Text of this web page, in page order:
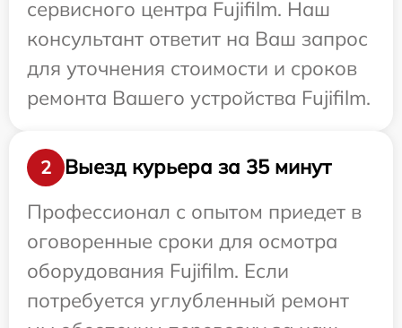
сервисного центра Fujifilm. Наш
консультант ответит на Ваш запрос
для уточнения стоимости и сроков
ремонта Вашего устройства Fujifilm.
2
Выезд курьера за 35 минут
Профессионал с опытом приедет в
оговоренные сроки для осмотра
оборудования Fujifilm. Если
потребуется углубленный ремонт